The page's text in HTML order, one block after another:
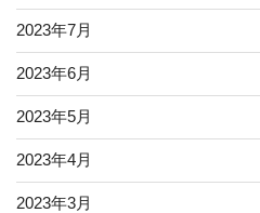
2023年7月
2023年6月
2023年5月
2023年4月
2023年3月